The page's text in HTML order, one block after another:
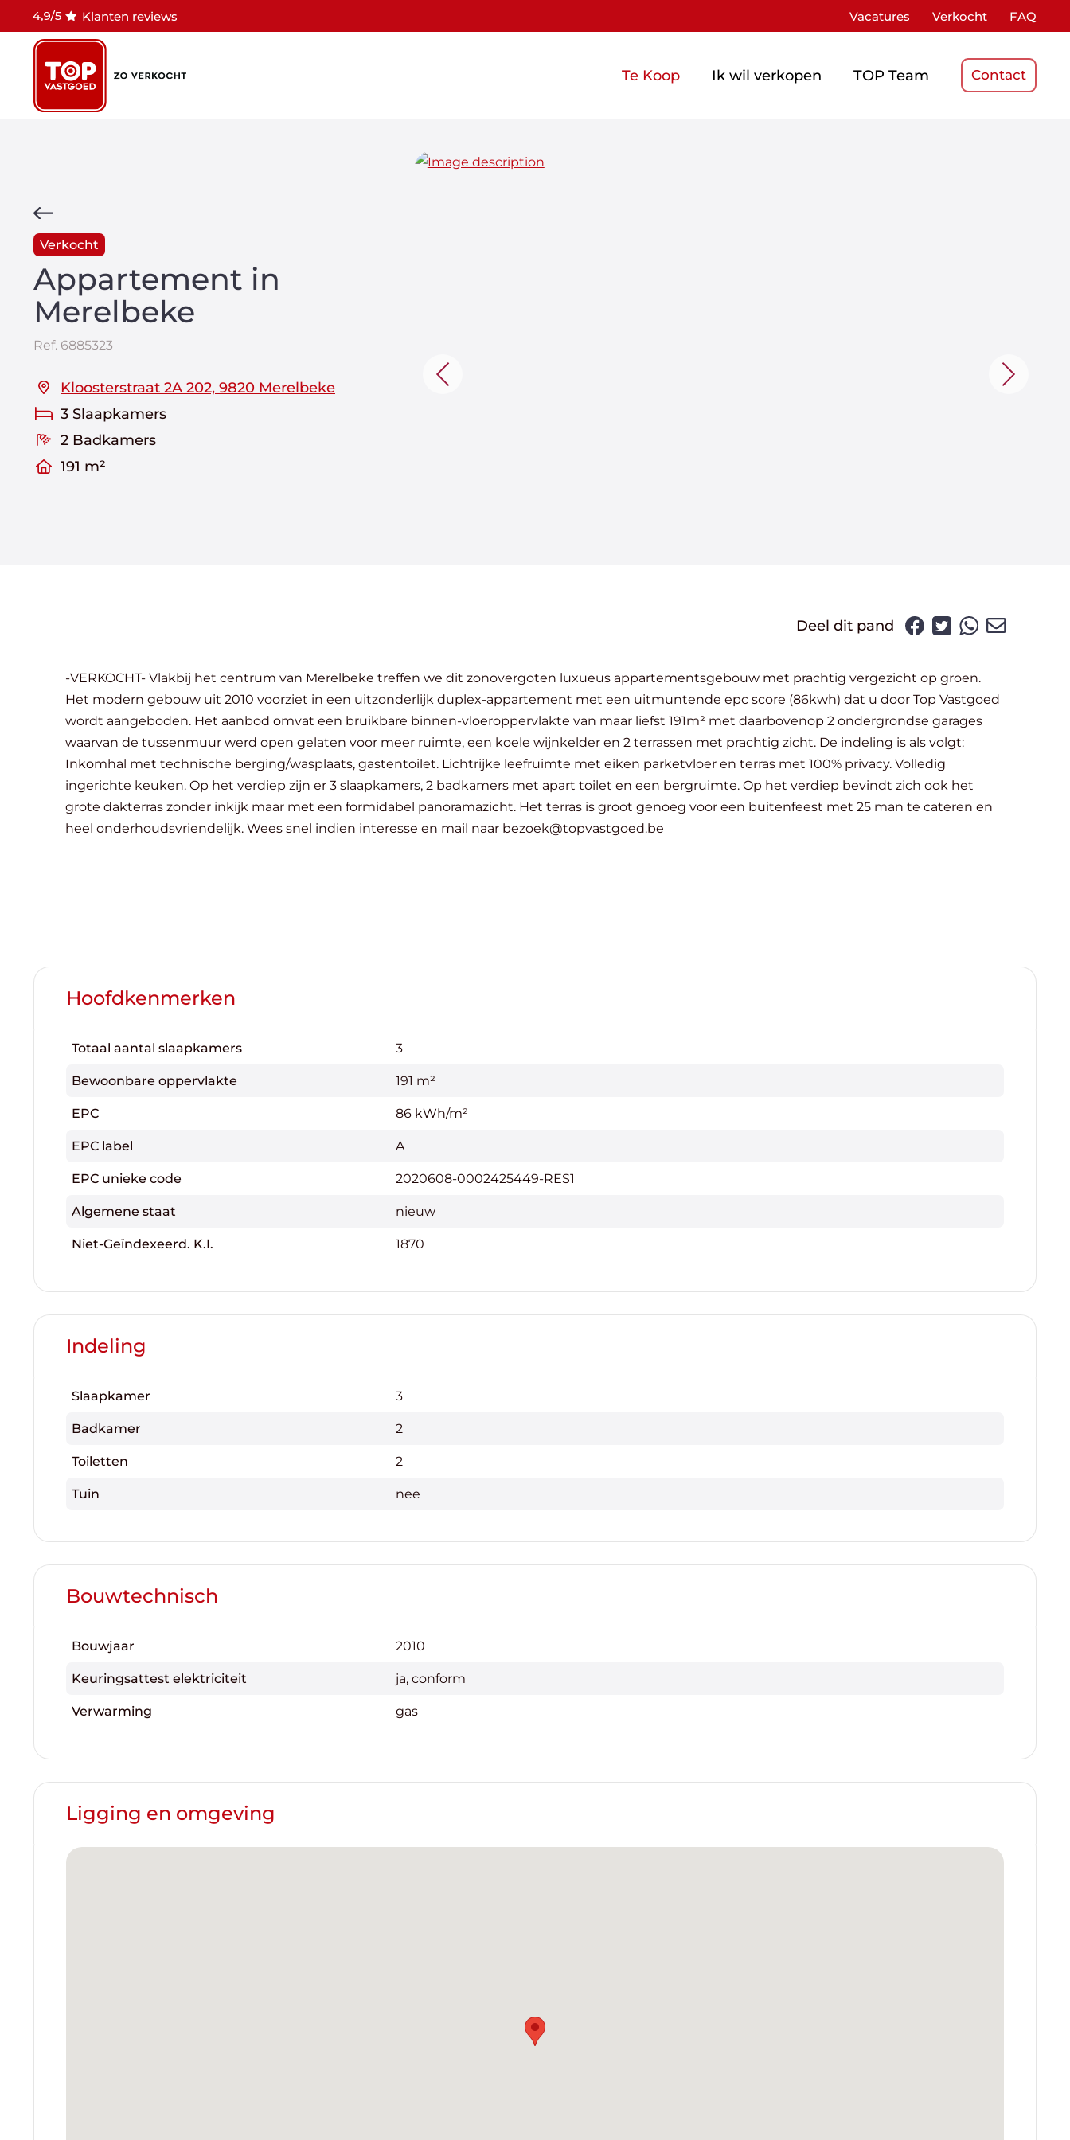
Klanten reviews Vacatures Verkocht FAQ
Te Koop Ik wil verkopen TOP Team Contact
Verkocht
Appartement in
Merelbeke
Ref. 6885323
Kloosterstraat 2A 202, 9820 Merelbeke
3 Slaapkamers
2 Badkamers
191 m²
Deel dit pand
-VERKOCHT- Vlakbij het centrum van Merelbeke treffen we dit zonovergoten luxueus appartementsgebouw met prachtig vergezicht op groen.
Het modern gebouw uit 2010 voorziet in een uitzonderlijk duplex-appartement met een uitmuntende epc score (86kwh) dat u door Top Vastgoed
wordt aangeboden. Het aanbod omvat een bruikbare binnen-vloeroppervlakte van maar liefst 191m² met daarbovenop 2 ondergrondse garages
waarvan de tussenmuur werd open gelaten voor meer ruimte, een koele wijnkelder en 2 terrassen met prachtig zicht. De indeling is als volgt:
Inkomhal met technische berging/wasplaats, gastentoilet. Lichtrijke leefruimte met eiken parketvloer en terras met 100% privacy. Volledig
ingerichte keuken. Op het verdiep zijn er 3 slaapkamers, 2 badkamers met apart toilet en een bergruimte. Op het verdiep bevindt zich ook het
grote dakterras zonder inkijk maar met een formidabel panoramazicht. Het terras is groot genoeg voor een buitenfeest met 25 man te cateren en
heel onderhoudsvriendelijk. Wees snel indien interesse en mail naar bezoek@topvastgoed.be
Hoofdkenmerken
Totaal aantal slaapkamers 3
Bewoonbare oppervlakte 191 m²
EPC 86 kWh/m²
EPC label A
EPC unieke code 2020608-0002425449-RES1
Algemene staat nieuw
Niet-Geïndexeerd. K.I. 1870
Indeling
Slaapkamer 3
Badkamer 2
Toiletten 2
Tuin nee
Bouwtechnisch
Bouwjaar 2010
Keuringsattest elektriciteit ja, conform
Verwarming gas
Ligging en omgeving